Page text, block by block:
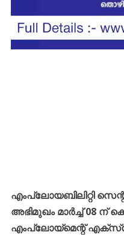
എംപ്ലോയബിലിറ്റി
അഭിമുഖം മാർച്ച് 08 ന്
എംപ്ലോയ്മെന്റ്